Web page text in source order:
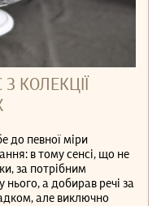
КОЛЕКЦІЇ
до певної міри
в тому сенсі, що не
за потрібним
нього, а добирав речі за
але виключно